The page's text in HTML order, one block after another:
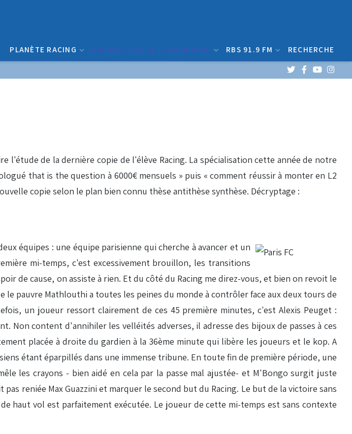
PLANÈTE RACING RACING CLUB DE STRASBOURG RBS 91.9 FM RECHERCHE
l'étude de la dernière copie de l'élève Racing. La spécialisation cette année de notre
that is the question à 6000€ mensuels » puis « comment réussir à monter en L2
copie selon le plan bien connu thèse antithèse synthèse. Décryptage :
équipes : une équipe parisienne qui cherche à avancer et un
mi-temps, c'est excessivement brouillon, les transitions
de cause, on assiste à rien. Et du côté du Racing me direz-vous, et bien on revoit le
pauvre Mathlouthi a toutes les peines du monde à contrôler face aux deux tours de
un joueur ressort clairement de ces 45 première minutes, c'est Alexis Peuget :
Non content d'annihiler les velléités adverses, il adresse des bijoux de passes à ces
placée à droite du gardien à la 36ème minute qui libère les joueurs et le kop. A
étant éparpillés dans une immense tribune. En toute fin de première période, une
les crayons - bien aidé en cela par la passe mal ajustée- et M'Bongo surgit juste
reniée Max Guazzini et marquer le second but du Racing. Le but de la victoire sans
haut vol est parfaitement exécutée. Le joueur de cette mi-temps est sans contexte